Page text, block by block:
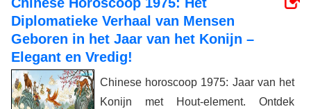
Diplomatieke Verhaal van Mensen
Geboren in het Jaar van het Konijn –
Elegant en Vredig!
Chinese horoscoop 1975: Jaar van het
Konijn met Hout-element. Ontdek